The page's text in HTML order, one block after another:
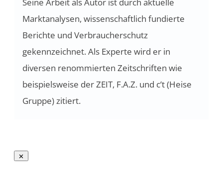
Seine Arbeit als Autor ist durch aktuelle
Marktanalysen, wissenschaftlich fundierte
Berichte und Verbraucherschutz
gekennzeichnet. Als Experte wird er in
diversen renommierten Zeitschriften wie
beispielsweise der ZEIT, F.A.Z. und c’t (Heise
Gruppe) zitiert.